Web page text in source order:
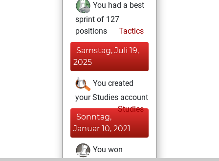
You had a best
sprint of 127
positions
Tactics
Samstag, Juli 19,
2025
You created
your Studies account
Studies
Sonntag,
Januar 10, 2021
You won